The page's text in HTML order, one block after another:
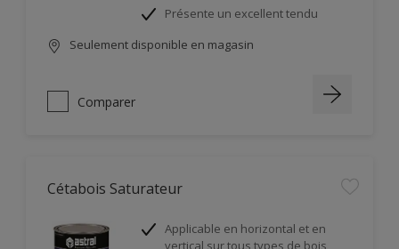
Présente un excellent tendu
Seulement disponible en magasin
Comparer
Cétabois Saturateur
Applicable en horizontal et en
vertical sur tous types de bois